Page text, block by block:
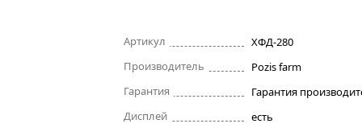
Артикул
ХФД-280
Производитель
Pozis farm
Гарантия
Дисплей
есть